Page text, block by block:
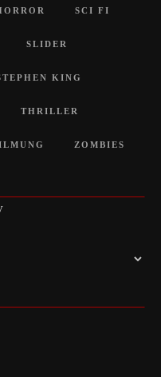
SCI FI
SLIDER
KING
THRILLER
ZOMBIES